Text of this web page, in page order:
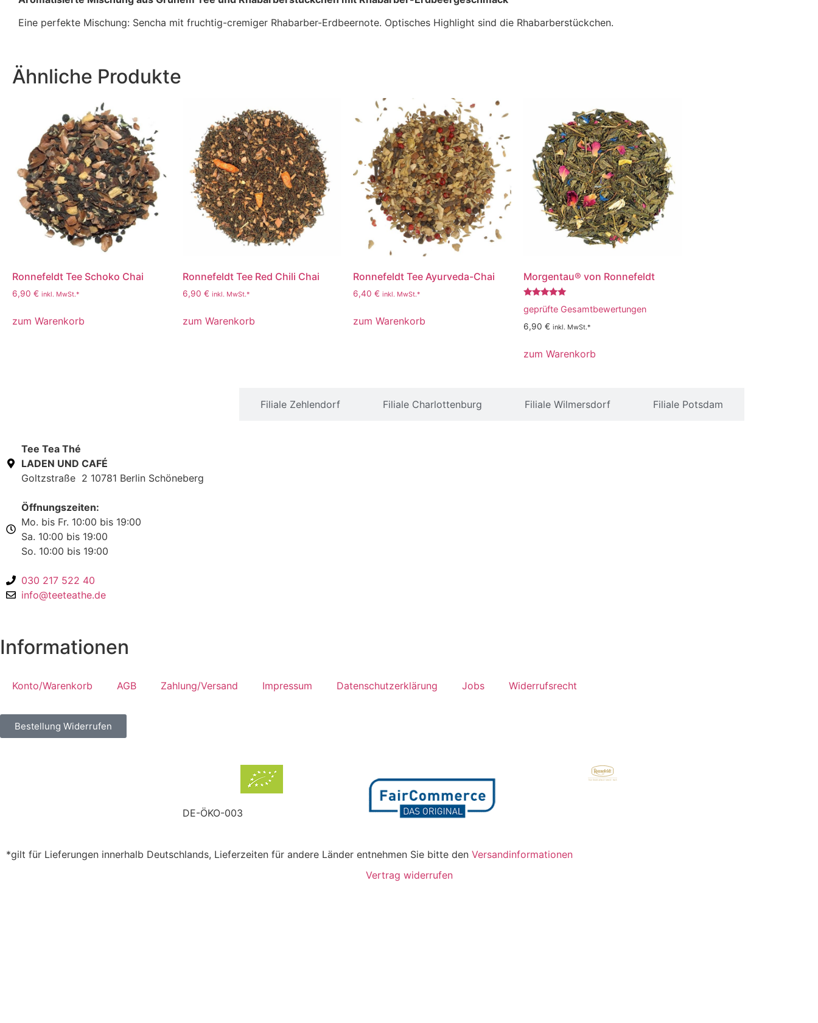
Eine perfekte Mischung: Sencha mit fruchtig-cremiger Rhabarber-Erdbeernote. Optisches Highlight sind die Rhabarberstückchen.
Ähnliche Produkte
Ronnefeldt Tee Schoko Chai
6,90 € inkl. MwSt.*
zum Warenkorb
Ronnefeldt Tee Red Chili Chai
6,90 € inkl. MwSt.*
zum Warenkorb
Ronnefeldt Tee Ayurveda-Chai
6,40 € inkl. MwSt.*
zum Warenkorb
Morgentau® von Ronnefeldt
mit
von 5
geprüfte Gesamtbewertungen
6,90 € inkl. MwSt.*
zum Warenkorb
Filiale Zehlendorf Filiale Charlottenburg Filiale Wilmersdorf Filiale Potsdam
Tee Tea Thé
LADEN UND CAFÉ
Goltzstraße 2 10781 Berlin Schöneberg
Öffnungszeiten:
Mo. bis Fr. 10:00 bis 19:00
Sa. 10:00 bis 19:00
So. 10:00 bis 19:00
030 217 522 40
info@teeteathe.de
Informationen
Konto/Warenkorb AGB Zahlung/Versand Impressum Datenschutzerklärung Jobs Widerrufsrecht
Bestellung Widerrufen
DE-ÖKO-003
*gilt für Lieferungen innerhalb Deutschlands, Lieferzeiten für andere Länder entnehmen Sie bitte den Versandinformationen
Vertrag widerrufen